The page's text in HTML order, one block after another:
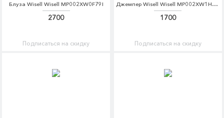
Блуза Wisell Wisell MP002XW0F79I
2700
Подписаться на скидку
Джемпер Wisell Wisell MP002XW1HLRF
1700
Подписаться на скидку